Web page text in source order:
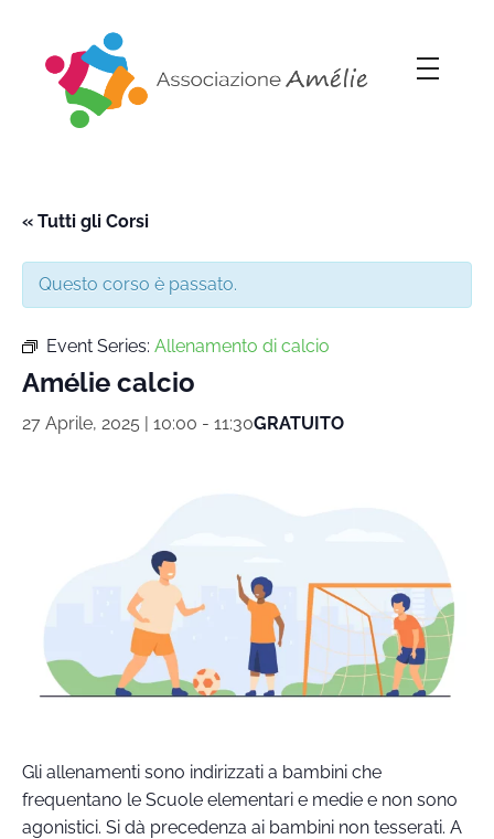
« Tutti gli Corsi
Questo corso è passato.
Event Series: Allenamento di calcio
Amélie calcio
27 Aprile, 2025 | 10:00 - 11:30GRATUITO
Gli allenamenti sono indirizzati a bambini che
frequentano le Scuole elementari e medie e non sono
agonistici. Si dà precedenza ai bambini non tesserati. A